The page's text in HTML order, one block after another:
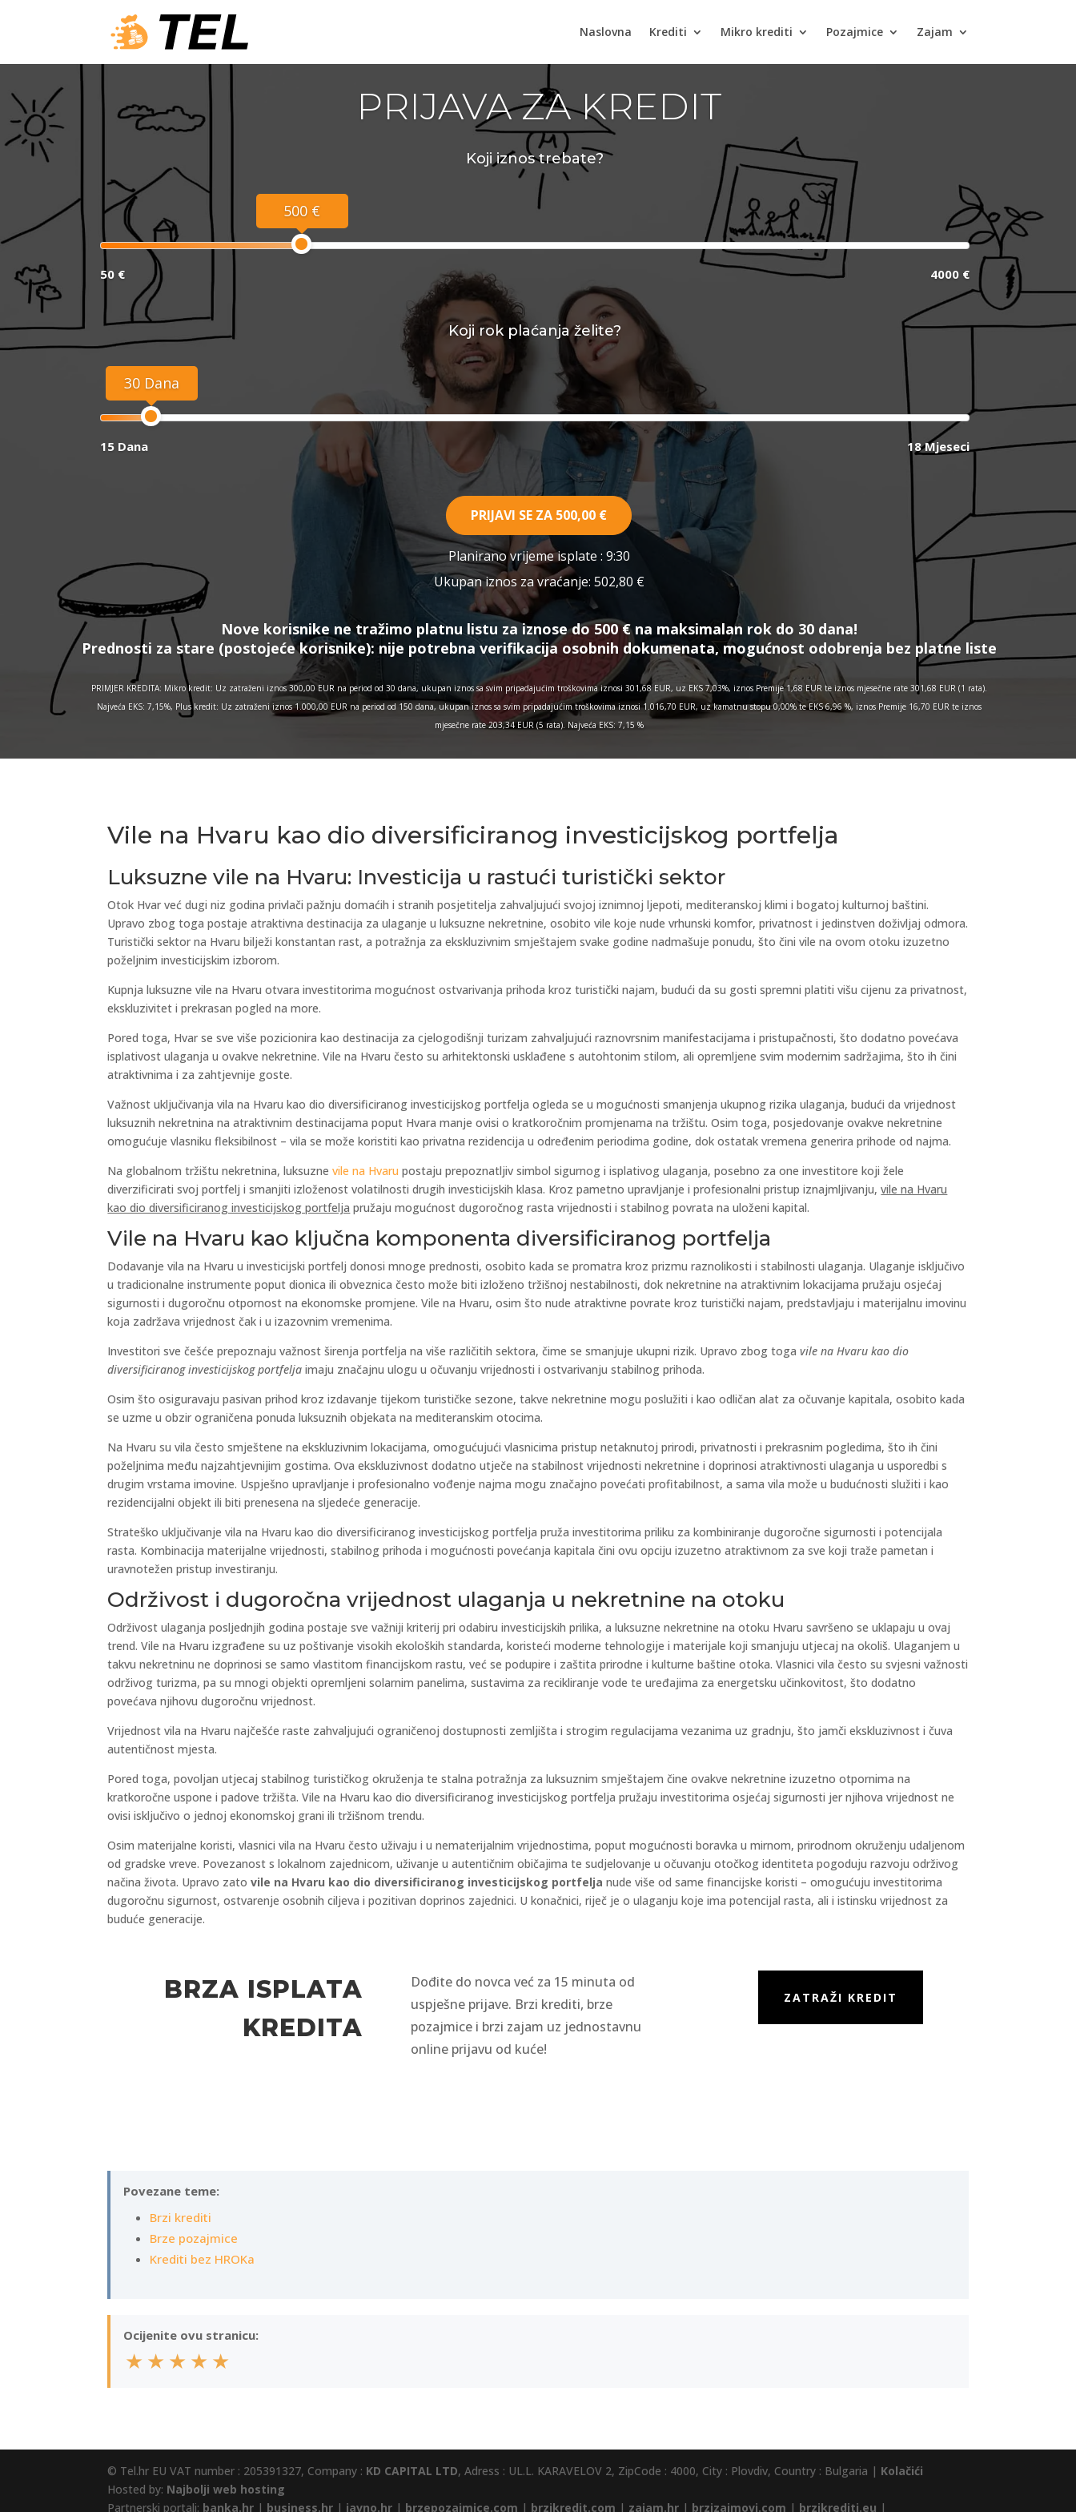
Naslovna Krediti Mikro krediti Pozajmice Zajam
PRIJAVA ZA KREDIT
Koji iznos trebate?
500 €
50 € 4000 €
Koji rok plaćanja želite?
30 Dana
15 Dana 18 Mjeseci
PRIJAVI SE ZA 500,00 €
Planirano vrijeme isplate : 9:30
Ukupan iznos za vraćanje: 502,80 €
Nove korisnike ne tražimo platnu listu za iznose do 500 € na maksimalan rok do 30 dana!
Prednosti za stare (postojeće korisnike): nije potrebna verifikacija osobnih dokumenata, mogućnost odobrenja bez platne liste
PRIMJER KREDITA: Mikro kredit: Uz zatraženi iznos 300,00 EUR na period od 30 dana, ukupan iznos sa svim pripadajućim troškovima iznosi 301,68 EUR, uz EKS 7,03%, iznos Premije 1,68 EUR te iznos mjesečne rate 301,68 EUR (1 rata).
Najveća EKS: 7,15%, Plus kredit: Uz zatraženi iznos 1.000,00 EUR na period od 150 dana, ukupan iznos sa svim pripadajućim troškovima iznosi 1.016,70 EUR, uz kamatnu stopu 0,00% te EKS 6,96 %, iznos Premije 16,70 EUR te iznos
mjesečne rate 203,34 EUR (5 rata). Najveća EKS: 7,15 %
Vile na Hvaru kao dio diversificiranog investicijskog portfelja
Luksuzne vile na Hvaru: Investicija u rastući turistički sektor
Otok Hvar već dugi niz godina privlači pažnju domaćih i stranih posjetitelja zahvaljujući svojoj iznimnoj ljepoti, mediteranskoj klimi i bogatoj kulturnoj baštini.
Upravo zbog toga postaje atraktivna destinacija za ulaganje u luksuzne nekretnine, osobito vile koje nude vrhunski komfor, privatnost i jedinstven doživljaj odmora.
Turistički sektor na Hvaru bilježi konstantan rast, a potražnja za ekskluzivnim smještajem svake godine nadmašuje ponudu, što čini vile na ovom otoku izuzetno
poželjnim investicijskim izborom.
Kupnja luksuzne vile na Hvaru otvara investitorima mogućnost ostvarivanja prihoda kroz turistički najam, budući da su gosti spremni platiti višu cijenu za privatnost,
ekskluzivitet i prekrasan pogled na more.
Pored toga, Hvar se sve više pozicionira kao destinacija za cjelogodišnji turizam zahvaljujući raznovrsnim manifestacijama i pristupačnosti, što dodatno povećava
isplativost ulaganja u ovakve nekretnine. Vile na Hvaru često su arhitektonski usklađene s autohtonim stilom, ali opremljene svim modernim sadržajima, što ih čini
atraktivnima i za zahtjevnije goste.
Važnost uključivanja vila na Hvaru kao dio diversificiranog investicijskog portfelja ogleda se u mogućnosti smanjenja ukupnog rizika ulaganja, budući da vrijednost
luksuznih nekretnina na atraktivnim destinacijama poput Hvara manje ovisi o kratkoročnim promjenama na tržištu. Osim toga, posjedovanje ovakve nekretnine
omogućuje vlasniku fleksibilnost – vila se može koristiti kao privatna rezidencija u određenim periodima godine, dok ostatak vremena generira prihode od najma.
Na globalnom tržištu nekretnina, luksuznevile na Hvaru postaju prepoznatljiv simbol sigurnog i isplativog ulaganja, posebno za one investitore koji žele
diverzificirati svoj portfelj i smanjiti izloženost volatilnosti drugih investicijskih klasa. Kroz pametno upravljanje i profesionalni pristup iznajmljivanju,vile na Hvaru
kao dio diversificiranog investicijskog portfelja pružaju mogućnost dugoročnog rasta vrijednosti i stabilnog povrata na uloženi kapital.
Vile na Hvaru kao ključna komponenta diversificiranog portfelja
Dodavanje vila na Hvaru u investicijski portfelj donosi mnoge prednosti, osobito kada se promatra kroz prizmu raznolikosti i stabilnosti ulaganja. Ulaganje isključivo
u tradicionalne instrumente poput dionica ili obveznica često može biti izloženo tržišnoj nestabilnosti, dok nekretnine na atraktivnim lokacijama pružaju osjećaj
sigurnosti i dugoročnu otpornost na ekonomske promjene. Vile na Hvaru, osim što nude atraktivne povrate kroz turistički najam, predstavljaju i materijalnu imovinu
koja zadržava vrijednost čak i u izazovnim vremenima.
Investitori sve češće prepoznaju važnost širenja portfelja na više različitih sektora, čime se smanjuje ukupni rizik. Upravo zbog togavile na Hvaru kao dio
diversificiranog investicijskog portfelja imaju značajnu ulogu u očuvanju vrijednosti i ostvarivanju stabilnog prihoda.
Osim što osiguravaju pasivan prihod kroz izdavanje tijekom turističke sezone, takve nekretnine mogu poslužiti i kao odličan alat za očuvanje kapitala, osobito kada
se uzme u obzir ograničena ponuda luksuznih objekata na mediteranskim otocima.
Na Hvaru su vila često smještene na ekskluzivnim lokacijama, omogućujući vlasnicima pristup netaknutoj prirodi, privatnosti i prekrasnim pogledima, što ih čini
poželjnima među najzahtjevnijim gostima. Ova ekskluzivnost dodatno utječe na stabilnost vrijednosti nekretnine i doprinosi atraktivnosti ulaganja u usporedbi s
drugim vrstama imovine. Uspješno upravljanje i profesionalno vođenje najma mogu značajno povećati profitabilnost, a sama vila može u budućnosti služiti i kao
rezidencijalni objekt ili biti prenesena na sljedeće generacije.
Strateško uključivanje vila na Hvaru kao dio diversificiranog investicijskog portfelja pruža investitorima priliku za kombiniranje dugoročne sigurnosti i potencijala
rasta. Kombinacija materijalne vrijednosti, stabilnog prihoda i mogućnosti povećanja kapitala čini ovu opciju izuzetno atraktivnom za sve koji traže pametan i
uravnotežen pristup investiranju.
Održivost i dugoročna vrijednost ulaganja u nekretnine na otoku
Održivost ulaganja posljednjih godina postaje sve važniji kriterij pri odabiru investicijskih prilika, a luksuzne nekretnine na otoku Hvaru savršeno se uklapaju u ovaj
trend. Vile na Hvaru izgrađene su uz poštivanje visokih ekoloških standarda, koristeći moderne tehnologije i materijale koji smanjuju utjecaj na okoliš. Ulaganjem u
takvu nekretninu ne doprinosi se samo vlastitom financijskom rastu, već se podupire i zaštita prirodne i kulturne baštine otoka. Vlasnici vila često su svjesni važnosti
održivog turizma, pa su mnogi objekti opremljeni solarnim panelima, sustavima za recikliranje vode te uređajima za energetsku učinkovitost, što dodatno
povećava njihovu dugoročnu vrijednost.
Vrijednost vila na Hvaru najčešće raste zahvaljujući ograničenoj dostupnosti zemljišta i strogim regulacijama vezanima uz gradnju, što jamči ekskluzivnost i čuva
autentičnost mjesta.
Pored toga, povoljan utjecaj stabilnog turističkog okruženja te stalna potražnja za luksuznim smještajem čine ovakve nekretnine izuzetno otpornima na
kratkoročne uspone i padove tržišta. Vile na Hvaru kao dio diversificiranog investicijskog portfelja pružaju investitorima osjećaj sigurnosti jer njihova vrijednost ne
ovisi isključivo o jednoj ekonomskoj grani ili tržišnom trendu.
Osim materijalne koristi, vlasnici vila na Hvaru često uživaju i u nematerijalnim vrijednostima, poput mogućnosti boravka u mirnom, prirodnom okruženju udaljenom
od gradske vreve. Povezanost s lokalnom zajednicom, uživanje u autentičnim običajima te sudjelovanje u očuvanju otočkog identiteta pogoduju razvoju održivog
načina života. Upravo zatovile na Hvaru kao dio diversificiranog investicijskog portfelja nude više od same financijske koristi – omogućuju investitorima
dugoročnu sigurnost, ostvarenje osobnih ciljeva i pozitivan doprinos zajednici. U konačnici, riječ je o ulaganju koje ima potencijal rasta, ali i istinsku vrijednost za
buduće generacije.
BRZA ISPLATA
KREDITA
Dođite do novca već za 15 minuta od
uspješne prijave. Brzi krediti, brze
pozajmice i brzi zajam uz jednostavnu
online prijavu od kuće!
ZATRAŽI KREDIT
Povezane teme:
Brzi krediti
Brze pozajmice
Krediti bez HROKa
Ocijenite ovu stranicu:
★★★★★
© Tel.hr EU VAT number : 205391327, Company : KD CAPITAL LTD, Adress : UL.L. KARAVELOV 2, ZipCode : 4000, City : Plovdiv, Country : Bulgaria | Kolačići
Hosted by: Najbolji web hosting
Partnerski portali: banka.hr | business.hr | javno.hr | brzepozajmice.com | brzikredit.com | zajam.hr | brzizajmovi.com | brzikrediti.eu |